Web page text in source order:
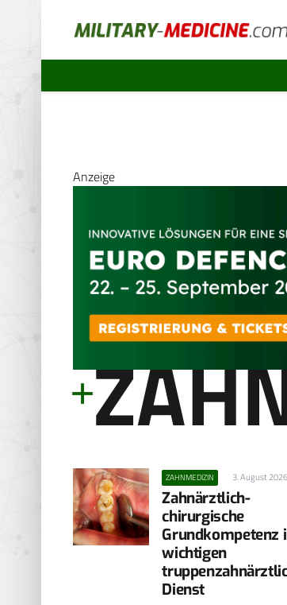
Anzeige
ZAHNMEDIZIN 3. August 2026
Zahnärztlich-
chirurgische
Grundkompetenz
wichtigen
Dienst